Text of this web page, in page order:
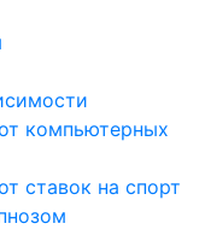
компьютерных
ставок на спорт